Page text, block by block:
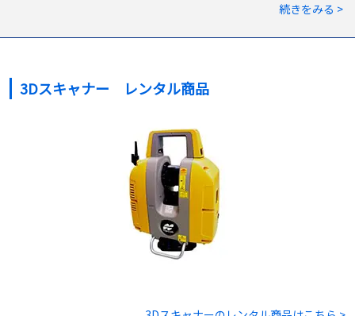
続きをみる >
3Dスキャナー レンタル商品